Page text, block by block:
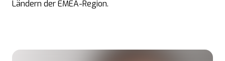
Ländern der EMEA-Region.